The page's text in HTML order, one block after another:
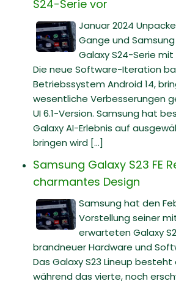
S24-Serie vor
Januar 2024
Gange und
Galaxy S24-Serie mit
Die neue Software-Iteration
Betriebssystem Android 14,
wesentliche Verbesserungen
UI 6.1-Version. Samsung hat
Galaxy AI-Erlebnis auf
bringen wird [...]
Samsung Galaxy S23 FE
charmantes Design
Samsung hat den
Vorstellung seiner
erwarteten Galaxy
brandneuer Hardware und
Das Galaxy S23 Lineup
während das vierte, noch